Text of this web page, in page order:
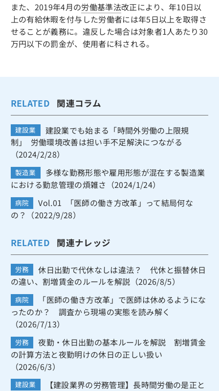
また、2019年4月の労働基準法改正により、年10日以
上の有給休暇を付与した労働者には年5日以上を取得さ
せることが義務に。違反した場合は対象者1人あたり30
万円以下の罰金が、使用者に科される。
RELATED 関連コラム
建設業
建設業でも始まる「時間外労働の上限規
制」 労働環境改善は担い手不足解決につながる
（2024/2/28）
製造業
多様な勤務形態や雇用形態が混在する製造業
における勤怠管理の煩雑さ（2024/1/24）
病院
Vol.01 「医師の働き方改革」って結局何な
の？（2022/9/28）
RELATED 関連ナレッジ
労務
休日出勤で代休なしは違法？ 代休と振替休日
の違い、割増賃金のルールを解説（2026/8/5）
病院
「医師の働き方改革」で医師は休めるようにな
ったのか？ 調査から現場の実態を読み解く
（2026/7/13）
労務
夜勤・休日出勤の基本ルールを解説 割増賃金
の計算方法と夜勤明けの休日の正しい扱い
（2026/6/3）
建設業
【建設業界の労務管理】長時間労働の是正と